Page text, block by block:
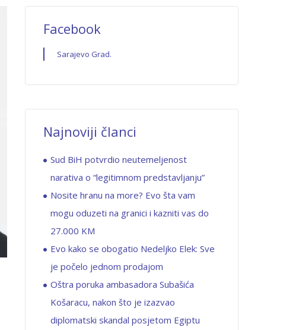
Facebook
Sarajevo Grad.
Najnoviji članci
Sud BiH potvrdio neutemeljenost
narativa o “legitimnom predstavljanju”
Nosite hranu na more? Evo šta vam
mogu oduzeti na granici i kazniti vas do
27.000 KM
Evo kako se obogatio Nedeljko Elek: Sve
je počelo jednom prodajom
Oštra poruka ambasadora Subašića
Košaracu, nakon što je izazvao
diplomatski skandal posjetom Egiptu